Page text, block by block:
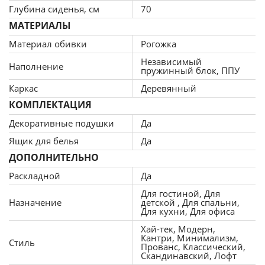
для данной модели диван-кровать еврокнижка Narvik
— это сверхлегкий пластичный материал, получаемый
из синтетических полимеров, способный сохранять
форму. Пенополиуретан практичен и способен
прослужить в течение многих лет, кроме того, такой
материал безопасен и экологичен. ППУ пропускает
воздух, поэтому гигиеничен.
В наполнение матраса диван-кровати еврокнижка
Narvik так же входит независимый пружинный блок,
который служит амортизатором для тела во время
нагрузки, способствует вентиляции, так как пустая
внутри конструкция способствует отличному
воздухообмену, что полезно для здоровья (отсутствие
вредных микроорганизмов, хорошая терморегуляция).
Матрас на независимом пружинном блоке более
надежен и долговечен, так как использование толстой
стальной и прочной проволоки позволяет создавать
упругие пружины, не проваливающиеся в процессе
Глубина сиденья, см
70
МАТЕРИАЛЫ
Материал обивки
Рогожка
Наполнение
Независимый
пружинный блок, ППУ
Каркас
Деревянный
КОМПЛЕКТАЦИЯ
Декоративные подушки
Да
Ящик для белья
Да
ДОПОЛНИТЕЛЬНО
Раскладной Да
Назначение
Для гостиной, Для
детской , Для спальни,
Для кухни, Для офиса
Стиль
Хай-тек, Модерн,
Кантри, Минимализм,
Прованс, Классический,
Скандинавский, Лофт